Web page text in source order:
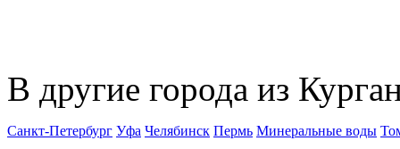
В другие города из
Санкт-Петербург Уфа Челябинск Пермь Минеральные воды